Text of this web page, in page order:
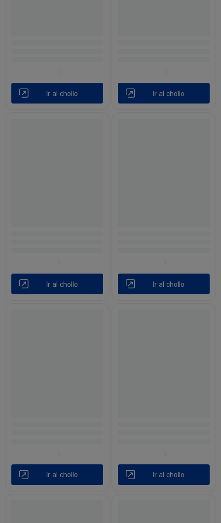
Ir al chollo Ir al chollo
Ir al chollo Ir al chollo
Ir al chollo Ir al chollo